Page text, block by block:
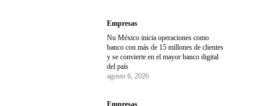
Empresas
Nu México inicia operaciones como
banco con más de 15 millones de clientes
y se convierte en el mayor banco digital
del país
agosto 6, 2026
Empresas